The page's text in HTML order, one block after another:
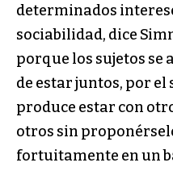
determinados
sociabilidad, dice
porque los sujetos se
de estar juntos, por el
produce estar con
otros sin
fortuitamente en un